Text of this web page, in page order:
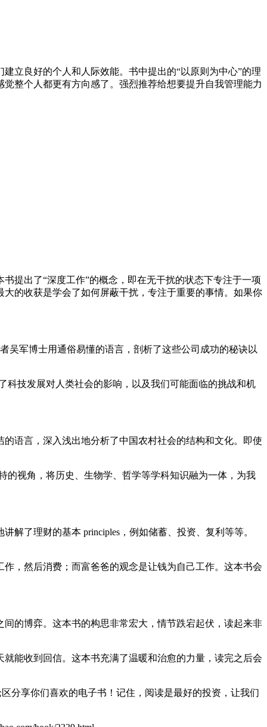
立良好的个人和人际效能。书中提出的“以原则为中心”的理
整个人都更有方向感了。强烈推荐给想要提升自我管理能力
提出了“深度工作”的概念，即在无干扰的状态下专注于一项
的收获是学会了如何屏蔽干扰，专注于重要的事情。如果你
吴军博士用通俗易懂的语言，剖析了这些公司成功的秘诀以
科技发展对人类社会的影响，以及我们可能面临的挑战和机
语言，深入浅出地分析了中国农村社会的结构和文化。即使
的视角，将历史、生物学、哲学等学科知识融为一体，为我
解了理财的基本 principles，例如储蓄、投资、复利等等。
，然后消费；而富爸爸的观念是让钱为自己工作。这本书会
的博弈。这本书的构思非常宏大，情节跌宕起伏，读起来非
能收到回信。这本书充满了温暖和治愈的力量，读完之后会
分享你们喜欢的电子书！记住，阅读是最好的投资，让我们